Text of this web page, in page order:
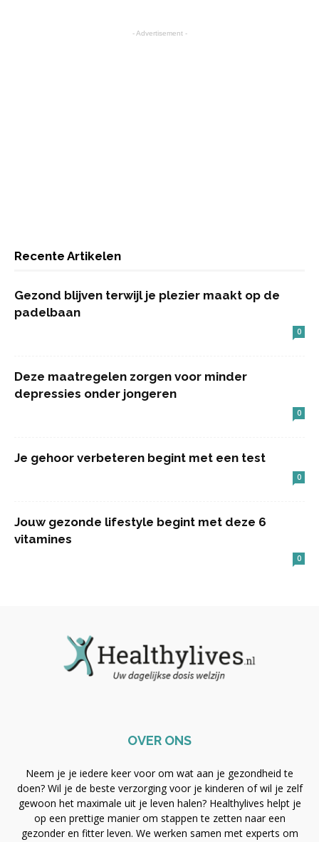
- Advertisement -
Recente Artikelen
Gezond blijven terwijl je plezier maakt op de
padelbaan
0
Deze maatregelen zorgen voor minder
depressies onder jongeren
0
Je gehoor verbeteren begint met een test
0
Jouw gezonde lifestyle begint met deze 6
vitamines
0
OVER ONS
Neem je je iedere keer voor om wat aan je gezondheid te
doen? Wil je de beste verzorging voor je kinderen of wil je zelf
gewoon het maximale uit je leven halen? Healthylives helpt je
op een prettige manier om stappen te zetten naar een
gezonder en fitter leven. We werken samen met experts om